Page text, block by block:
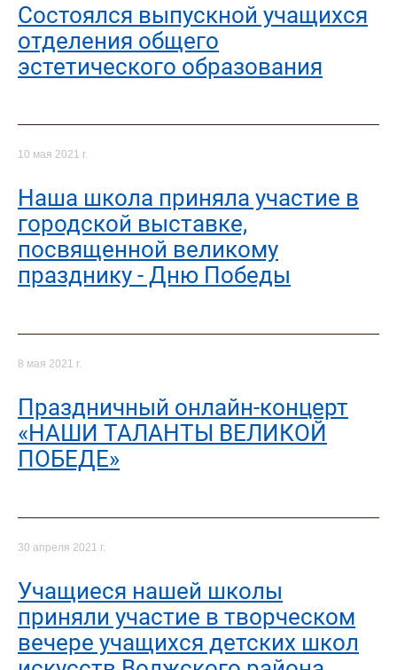
Состоялся выпускной учащихся
отделения общего
эстетического образования
10 мая 2021 г.
Наша школа приняла участие в
городской выставке,
посвященной великому
празднику - Дню Победы
8 мая 2021 г.
Праздничный онлайн-концерт
«НАШИ ТАЛАНТЫ ВЕЛИКОЙ
ПОБЕДЕ»
30 апреля 2021 г.
Учащиеся нашей школы
приняли участие в творческом
вечере учащихся детских школ